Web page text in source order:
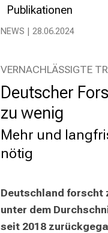
Publikationen
NEWS | 28.06.2024
VERNACHLÄSSIGTE
Deutscher
zu wenig
Mehr und
nötig
Deutschland forscht
unter dem
seit 2018